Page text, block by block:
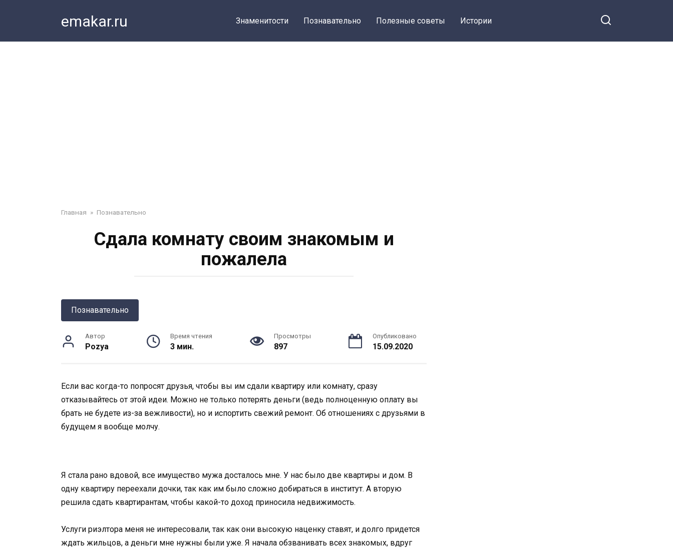
emakar.ru Знаменитости Познавательно Полезные советы Истории
Главная » Познавательно
Сдала комнату своим знакомым и
пожалела
Познавательно
Автор
Pozya
Время чтения
3 мин.
Просмотры
897
Опубликовано
15.09.2020
Если вас когда-то попросят друзья, чтобы вы им сдали квартиру или комнату, сразу
отказывайтесь от этой идеи. Можно не только потерять деньги (ведь полноценную оплату вы
брать не будете из-за вежливости), но и испортить свежий ремонт. Об отношениях с друзьями в
будущем я вообще молчу.
Я стала рано вдовой, все имущество мужа досталось мне. У нас было две квартиры и дом. В
одну квартиру переехали дочки, так как им было сложно добираться в институт. А вторую
решила сдать квартирантам, чтобы какой-то доход приносила недвижимость.
Услуги риэлтора меня не интересовали, так как они высокую наценку ставят, и долго придется
ждать жильцов, а деньги мне нужны были уже. Я начала обзванивать всех знакомых, вдруг